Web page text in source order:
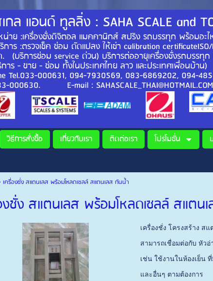
ล แอนด์ ทูลลิ่ง : SAHA SCALE and
ย :เครื่องชั่งดิจิตอล แมคคานิกส์ สปริง รถบรรทุก พร้อมอะไ
าร :ตรวจเช็ค ซ่อม ดัดแปลง ให้เช่า calibration
(บริการซ่อม service ด่วน) บริการต่ออายุเครื่องชั่งรถบรรทุก
าร - ขาย - ซ่อม ทั้งในประเทศไทย ลา
Tel.033-000631, 094-7930569, 083-6869202,
000630. E-mail : SAHASCALE_THAI@HOTMAIL.COM
วิธีการสั่งซื้อ เกี่ยวกับเรา ติดต่อเรา โปรโมชั่น
เครื่องชั่ง สแตนเลส พร้อมโหลดเซลล์ สแตนเลส กันน้ำ
งชั่ง สแตนเลส พร้อมโหลดเซลล์ สแตน
เครื่องชั่ง โครงสร้าง ส
สามารถเชื่อมต่อกับ หัว
เช่น ใช้งานในห้องเย็น
และอื่นๆ ตามต้องการ